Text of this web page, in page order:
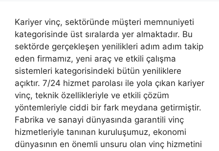
Kariyer vinç, sektöründe müşteri memnuniyeti
kategorisinde üst sıralarda yer almaktadır. Bu
sektörde gerçekleşen yenilikleri adım adım takip
eden firmamız, yeni araç ve etkili çalışma
sistemleri kategorisindeki bütün yeniliklere
açıktır. 7/24 hizmet parolası ile yola çıkan kariyer
vinç, teknik özellikleriyle ve etkili çözüm
yöntemleriyle ciddi bir fark meydana getirmiştir.
Fabrika ve sanayi dünyasında garantili vinç
hizmetleriyle tanınan kuruluşumuz, ekonomi
dünyasının en önemli unsuru olan vinç hizmetini